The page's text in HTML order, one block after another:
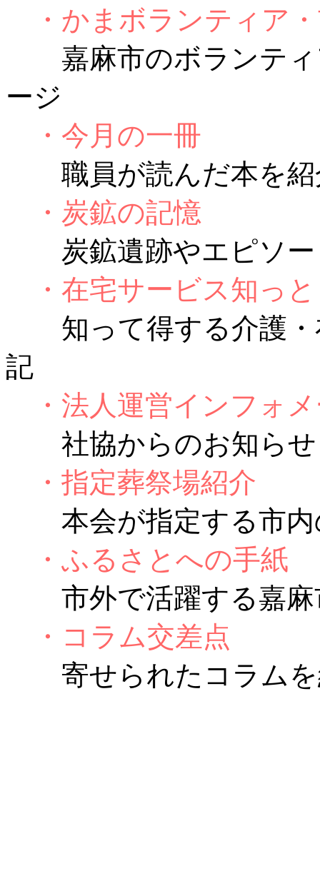
・かまボランティア
嘉麻市のボランティ
ージ
・今月の一冊
職員が読んだ本を紹
・炭鉱の記憶
炭鉱遺跡やエピソー
・在宅サービス知っ
知って得する介護・
記
・法人運営インフォ
社協からのお知らせ
・指定葬祭場紹介
本会が指定する市内
・ふるさとへの手紙
市外で活躍する嘉麻
・コラム交差点
寄せられたコラムを